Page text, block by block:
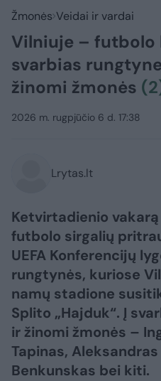
Žmonės Veidai ir vardai
Vilniuje – futbolo
svarbias
žinomi žmonės
2026 m. rugpjūčio 6 d. 17:38
Lrytas.lt
Ketvirtadienio
futbolo sirgalių
UEFA Konferencijų
rungtynės, kuriose
namų stadione
Splito „Hajduk“. Į
ir žinomi žmonės –
Tapinas,
Benkunskas bei kiti.